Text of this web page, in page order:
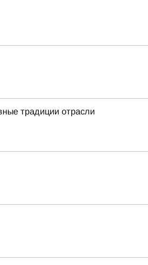
традиции отрасли